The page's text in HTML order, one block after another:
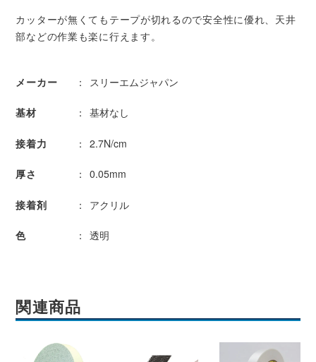
カッターが無くてもテープが切れるので安全性に優れ、天井
部などの作業も楽に行えます。
メーカー スリーエムジャパン
基材 基材なし
接着力 2.7N/cm
厚さ 0.05mm
接着剤 アクリル
色 透明
関連商品